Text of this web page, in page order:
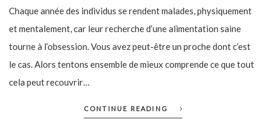
Chaque année des individus se rendent malades, physiquement
et mentalement, car leur recherche d’une alimentation saine
tourne à l’obsession. Vous avez peut-être un proche dont c’est
le cas. Alors tentons ensemble de mieux comprende ce que tout
cela peut recouvrir…
CONTINUE READING